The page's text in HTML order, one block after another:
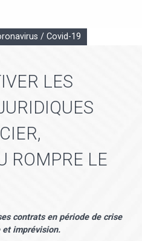
/ Covid-19
LES
ROMPRE LE
contrats en période de crise
imprévision.